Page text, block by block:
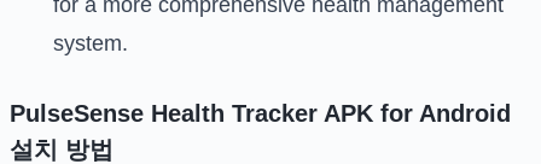
system.
PulseSense Health Tracker APK for Android
설치 방법